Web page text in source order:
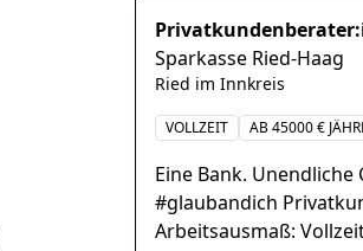
Sparkasse Ried-Haag
Ried im Innkreis
VOLLZEIT AB 45000 €
Eine Bank. Unendliche
#glaubandich
Arbeitsausmaß: